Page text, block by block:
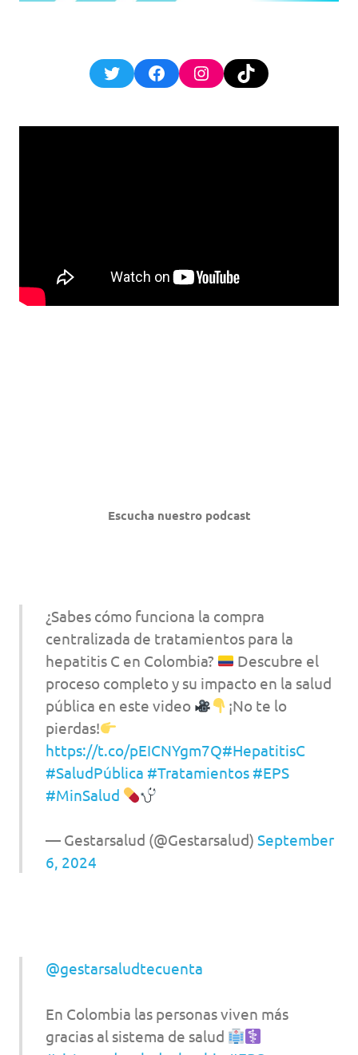
TwitterFacebookInstagram
TikTok
Escucha nuestro podcast
¿Sabes cómo funciona la compra
centralizada de tratamientos para la
hepatitis C en Colombia?
Descubre el
proceso completo y su impacto en la salud
pública en este video
¡No te lo
pierdas!
https://t.co/pEICNYgm7Q#HepatitisC
#SaludPública #Tratamientos #EPS
#MinSalud
— Gestarsalud (@Gestarsalud) September
6, 2024
@gestarsaludtecuenta
En Colombia las personas viven más
gracias al sistema de salud